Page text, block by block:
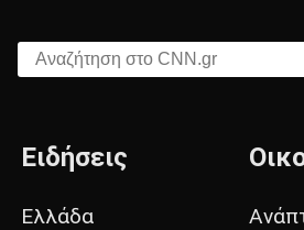
Αναζήτηση στο CNN.gr
Ειδήσεις
Ελλάδα